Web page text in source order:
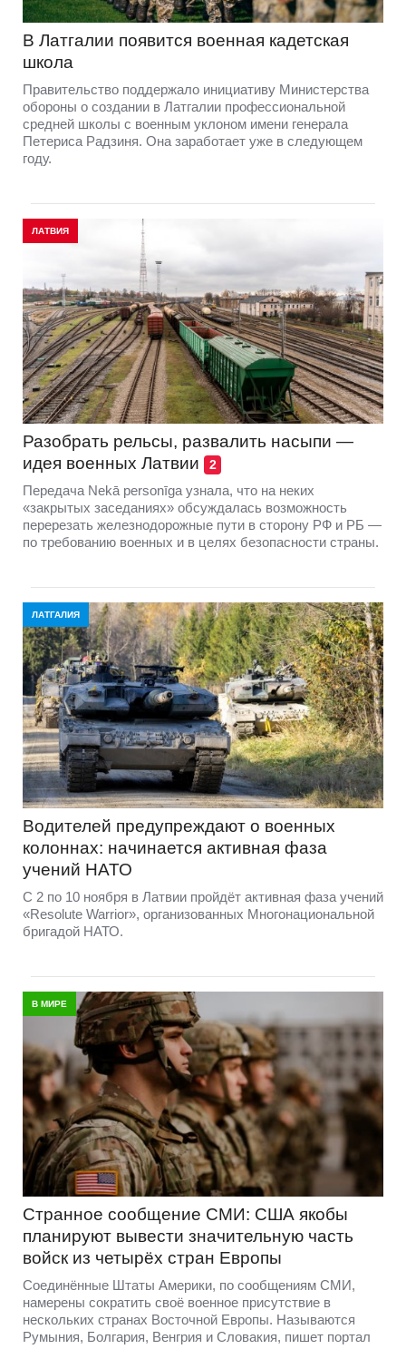
В Латгалии появится военная кадетская
школа
Правительство поддержало инициативу Министерства
обороны о создании в Латгалии профессиональной
средней школы с военным уклоном имени генерала
Петериса Радзиня. Она заработает уже в следующем
году.
ЛАТВИЯ
Разобрать рельсы, развалить насыпи —
идея военных Латвии
2
Передача Nekā personīga узнала, что на неких
«закрытых заседаниях» обсуждалась возможность
перерезать железнодорожные пути в сторону РФ и РБ —
по требованию военных и в целях безопасности страны.
ЛАТГАЛИЯ
Водителей предупреждают о военных
колоннах: начинается активная фаза
учений НАТО
С 2 по 10 ноября в Латвии пройдёт активная фаза учений
«Resolute Warrior», организованных Многонациональной
бригадой НАТО.
В МИРЕ
Странное сообщение СМИ: США якобы
планируют вывести значительную часть
войск из четырёх стран Европы
Соединённые Штаты Америки, по сообщениям СМИ,
намерены сократить своё военное присутствие в
нескольких странах Восточной Европы. Называются
Румыния, Болгария, Венгрия и Словакия, пишет портал